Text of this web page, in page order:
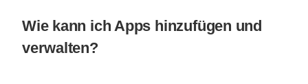
Wie kann ich Apps hinzufügen und
verwalten?